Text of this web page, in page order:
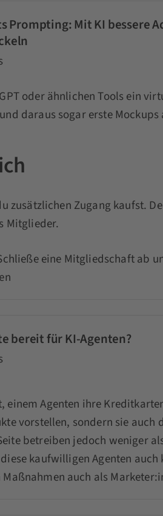
Prompting: Mit KI bessere
oder ähnlichen Tools ein
daraus sogar erste
zusätzlichen Zugang kaufst.
Mitglieder.
eine Mitgliedschaft ab
bereit für KI-Agenten?
einem Agenten ihre
vorstellen, sondern sie auch
betreiben jedoch weniger
kaufwilligen Agenten auch
auch als